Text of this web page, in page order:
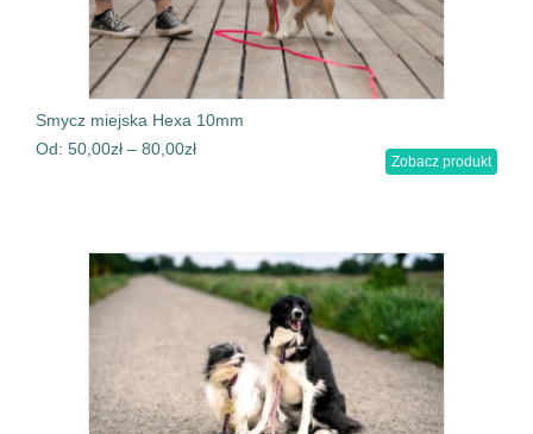
Smycz miejska Hexa 10mm
Od: 50,00zł – 80,00zł
Zobacz produkt